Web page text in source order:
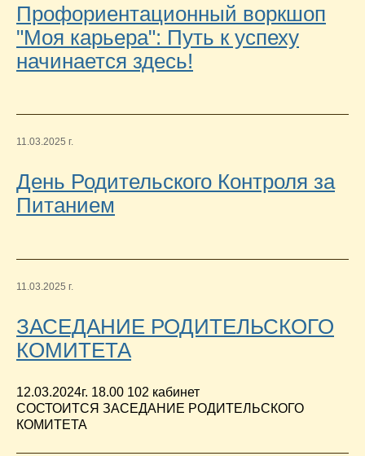
Профориентационный воркшоп
"Моя карьера": Путь к успеху
начинается здесь!
11.03.2025 г.
День Родительского Контроля за
Питанием
11.03.2025 г.
ЗАСЕДАНИЕ РОДИТЕЛЬСКОГО
КОМИТЕТА
12.03.2024г. 18.00 102 кабинет
СОСТОИТСЯ ЗАСЕДАНИЕ РОДИТЕЛЬСКОГО
КОМИТЕТА